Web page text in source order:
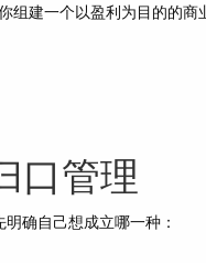
组建一个以盈利为目的的
口管理
确自己想成立哪一种：